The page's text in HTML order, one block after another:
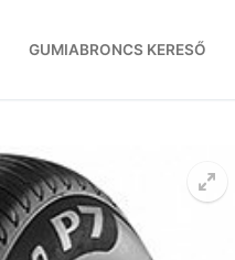
GUMIABRONCS KERESŐ